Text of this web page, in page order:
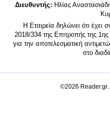
Διευθυντής: Ηλίας
Η Εταιρεία δηλώνει ότι
2018/334 της Επιτροπής της
για την αποτελεσματική
στο
©2026 Reader.gr.